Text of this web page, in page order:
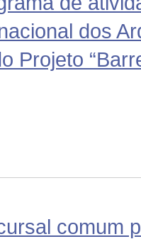
dos
Projeto
comum